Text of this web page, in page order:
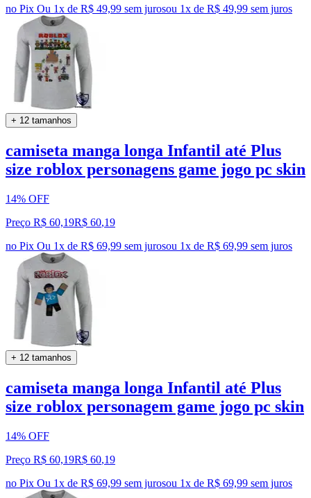
no Pix Ou 1x de R$ 49,99 sem jurosou 1x de R$ 49,99 sem juros
+ 12 tamanhos
camiseta manga longa Infantil até Plus
size roblox personagens game jogo pc skin
14% OFF
Preço R$ 60,19R$ 60,19
no Pix Ou 1x de R$ 69,99 sem jurosou 1x de R$ 69,99 sem juros
+ 12 tamanhos
camiseta manga longa Infantil até Plus
size roblox personagem game jogo pc skin
14% OFF
Preço R$ 60,19R$ 60,19
no Pix Ou 1x de R$ 69,99 sem jurosou 1x de R$ 69,99 sem juros